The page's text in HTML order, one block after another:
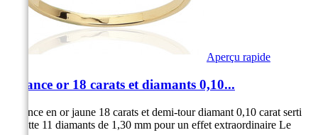
Aperçu rapide
Alliance or 18 carats et diamants 0,10...
Alliance en or jaune 18 carats et demi-tour diamant 0,10 carat serti
barrette 11 diamants de 1,30 mm pour un effet extraordinaire Le